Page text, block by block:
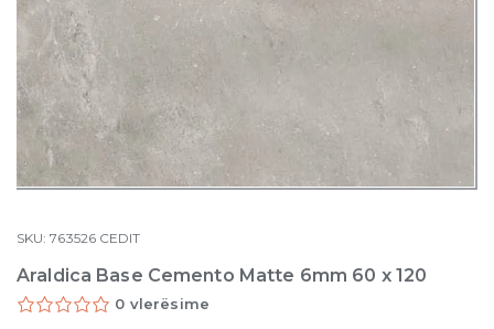
SKU:763526 CEDIT
Araldica Base Cemento Matte 6mm 60 x 120
0 vlerësime